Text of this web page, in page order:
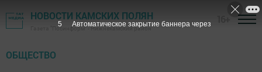
НОВОСТИ КАМСКИХ ПОЛЯН
Газета "Посинформ" - Нижнекамский район
ОБЩЕСТВО
4 Автоматическое закрытие баннера через